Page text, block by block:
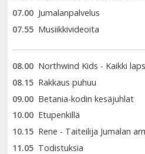
07.00 Jumalanpalvelus
07.55 Musiikkivideoita
08.00 Northwind Kids - Kaikki
08.15 Rakkaus puhuu
09.00 Betania-kodin kesäjuhlat
10.00 Etupenkillä
10.15 Rene - Taiteilija Jumalan
11.05 Todistuksia